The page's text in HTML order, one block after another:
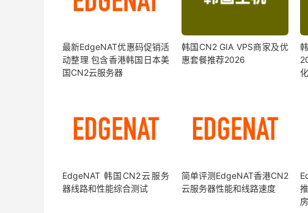
最新EdgeNAT优惠码促销活
动整理 包含香港韩国日本美
国CN2云服务器
韩国CN2 GIA VPS商家及优
惠套餐推荐2026
EdgeNAT 韩国CN2云服务
器线路和性能综合测试
简单评测EdgeNAT香港CN2
云服务器性能和线路速度
房